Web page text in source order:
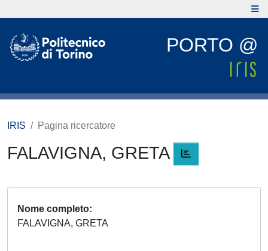
PORTO @
IRIS Pagina ricercatore
FALAVIGNA, GRETA
Nome completo
FALAVIGNA, GRETA